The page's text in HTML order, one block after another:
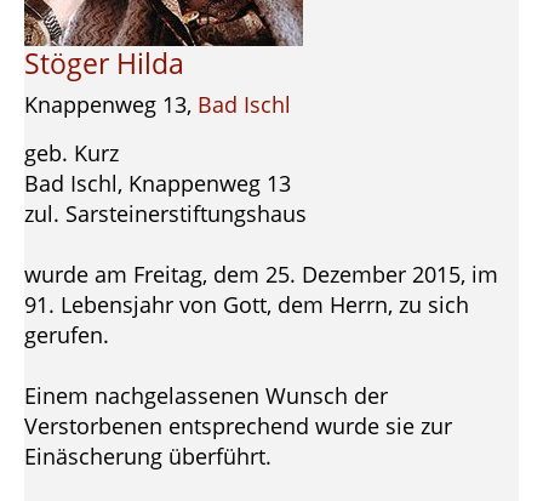
Stöger Hilda
Knappenweg 13, Bad Ischl
geb. Kurz
Bad Ischl, Knappenweg 13
zul. Sarsteinerstiftungshaus
wurde am Freitag, dem 25. Dezember 2015, im
91. Lebensjahr von Gott, dem Herrn, zu sich
gerufen.
Einem nachgelassenen Wunsch der
Verstorbenen entsprechend wurde sie zur
Einäscherung überführt.